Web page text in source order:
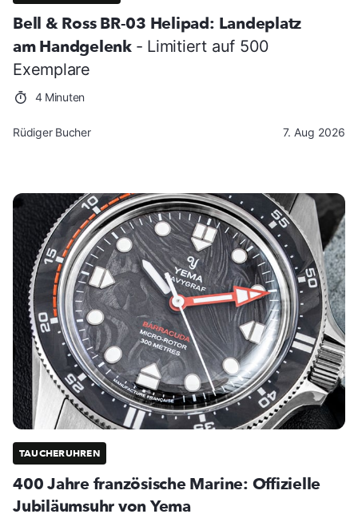
Bell & Ross BR-03 Helipad: Landeplatz
am Handgelenk - Limitiert auf 500
Exemplare
4 Minuten
Rüdiger Bucher 7. Aug 2026
TAUCHERUHREN
400 Jahre französische Marine: Offizielle
Jubiläumsuhr von Yema